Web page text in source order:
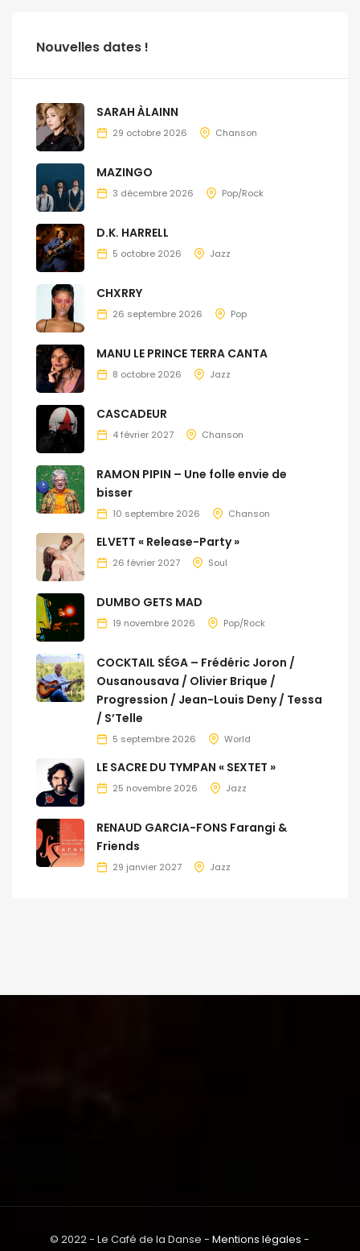
Nouvelles dates !
SARAH ÀLAINN
29 octobre 2026 Chanson
MAZINGO
3 décembre 2026 Pop/Rock
D.K. HARRELL
5 octobre 2026 Jazz
CHXRRY
26 septembre 2026 Pop
MANU LE PRINCE TERRA CANTA
8 octobre 2026 Jazz
CASCADEUR
4 février 2027 Chanson
RAMON PIPIN – Une folle envie de
bisser
10 septembre 2026 Chanson
ELVETT « Release-Party »
26 février 2027 Soul
DUMBO GETS MAD
19 novembre 2026 Pop/Rock
COCKTAIL SÉGA – Frédéric Joron /
Ousanousava / Olivier Brique /
Progression / Jean-Louis Deny / Tessa
/ S’Telle
5 septembre 2026 World
LE SACRE DU TYMPAN « SEXTET »
25 novembre 2026 Jazz
RENAUD GARCIA-FONS Farangi &
Friends
29 janvier 2027 Jazz
© 2022 - Le Café de la Danse -Mentions légales -